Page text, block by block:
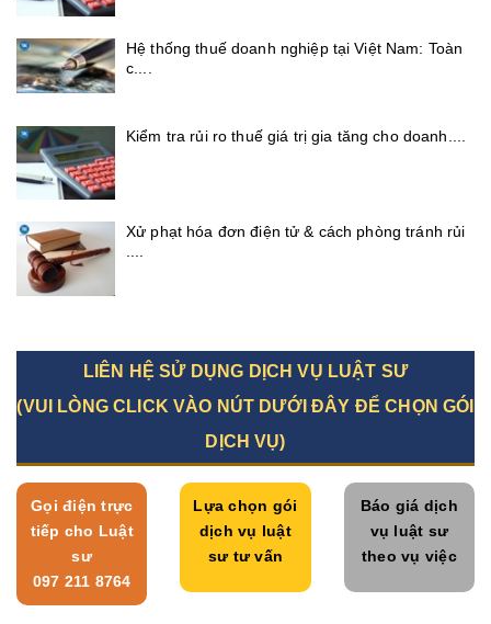
Hệ thống thuế doanh nghiệp tại Việt Nam: Toàn
c....
Kiểm tra rủi ro thuế giá trị gia tăng cho doanh....
Xử phạt hóa đơn điện tử & cách phòng tránh rủi
LIÊN HỆ SỬ DỤNG DỊCH VỤ LUẬT SƯ
(VUI LÒNG CLICK VÀO NÚT DƯỚI ĐÂY ĐỂ CHỌN GÓI
DỊCH VỤ)
Gọi điện trực
tiếp cho Luật
sư
097 211 8764
Lựa chọn gói
dịch vụ luật
sư tư vấn
Báo giá dịch
vụ luật sư
theo vụ việc